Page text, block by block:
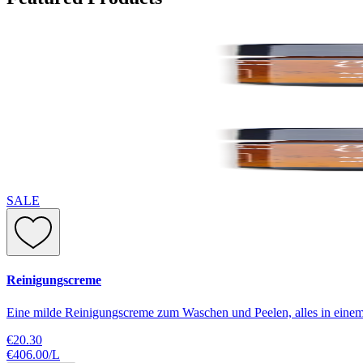
SALE
Reinigungscreme
Eine milde Reinigungscreme zum Waschen und Peelen, alles in
€20.30
€406.00/L